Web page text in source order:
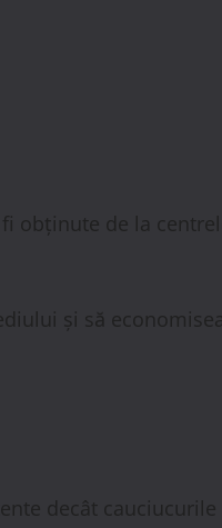
obținute de la
și să
decât cauciucurile